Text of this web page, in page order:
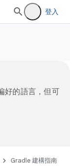
登入
好的語言，但可
Gradle 建構指南